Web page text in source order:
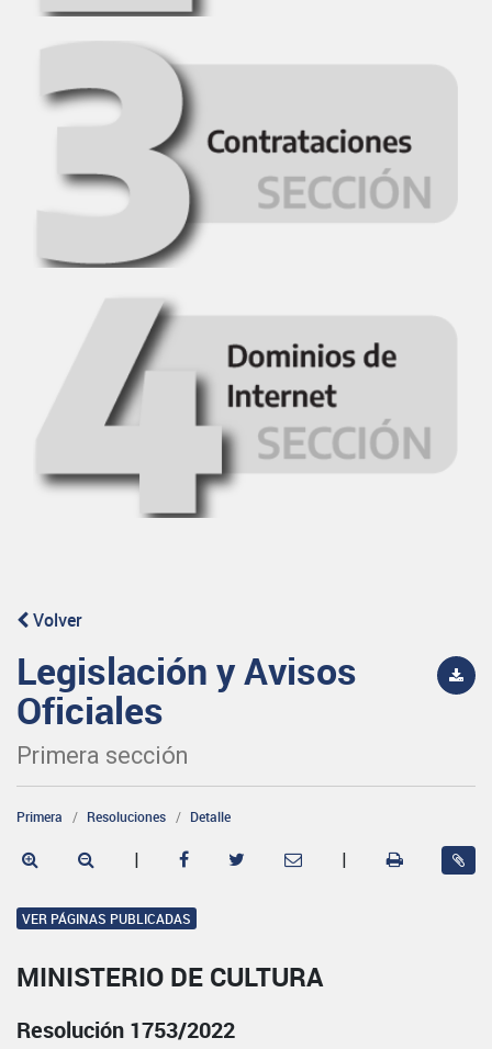
Volver
Legislación y Avisos
Oficiales
Primera sección
Primera Resoluciones Detalle
| |
VER PÁGINAS PUBLICADAS
MINISTERIO DE CULTURA
Resolución 1753/2022